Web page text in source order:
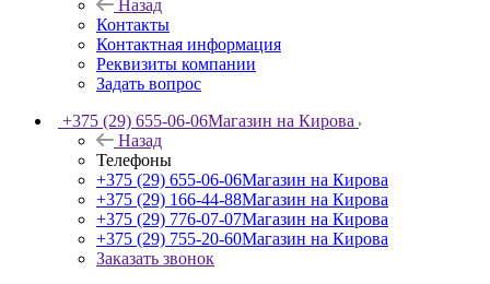
Назад
Контакты
Контактная информация
Реквизиты компании
Задать вопрос
+375 (29) 655-06-06Магазин на Кирова
Назад
Телефоны
+375 (29) 655-06-06Магазин на Кирова
+375 (29) 166-44-88Магазин на Кирова
+375 (29) 776-07-07Магазин на Кирова
+375 (29) 755-20-60Магазин на Кирова
Заказать звонок